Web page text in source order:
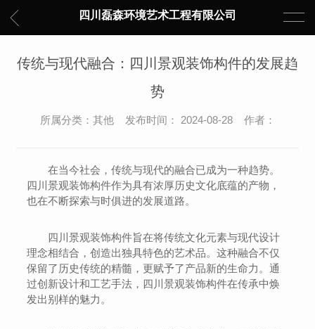
四川磊森环境艺术工程有限公司
传统与现代融合：四川景观装饰构件的发展趋
势
所属分类：其他 发布时间： 2024-08-28 作者：
在当今社会，传统与现代的融合已成为一种趋势。
四川景观装饰构件作为具有浓厚历史文化底蕴的产物，
也在不断探索与时俱进的发展道路。
四川景观装饰构件旨在将传统文化元素与现代设计
理念相结合，创造出独具特色的艺术品。这种融合不仅
保留了历史传统的精髓，更赋予了产品新的生命力。通
过创新设计和工艺手法，四川景观装饰构件在传承中焕
发出别样的魅力。